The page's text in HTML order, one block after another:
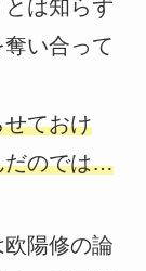
は知らず
い合って
ておけ
だのでは…
陽修の論